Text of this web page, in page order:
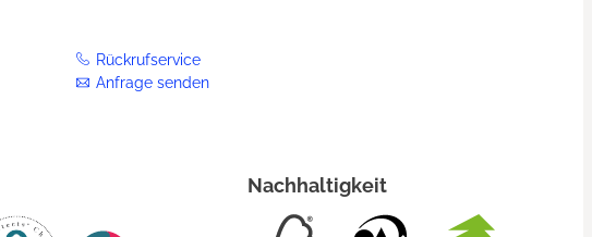
Rückrufservice
Anfrage senden
Nachhaltigkeit